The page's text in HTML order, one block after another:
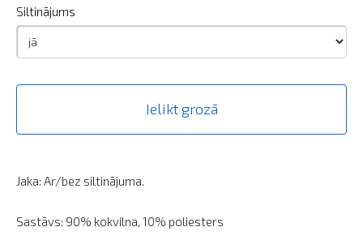
Siltinājums
Ielikt grozā
Jaka: Ar/bez siltinājuma.
Sastāvs: 90% kokvilna, 10% poliesters